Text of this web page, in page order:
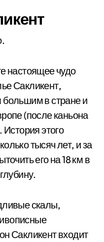
настоящее чудо
Сакликент,
в стране и
(после каньона
этого
тысяч лет, и за
его на 18 км в
скалы,
Сакликент входит